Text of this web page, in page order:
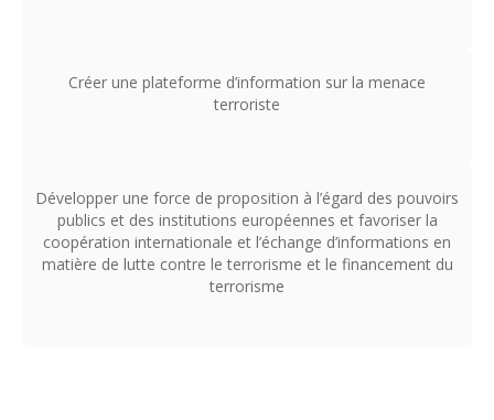
Créer une plateforme d’information sur la menace
terroriste
Développer une force de proposition à l’égard des pouvoirs
publics et des institutions européennes et favoriser la
coopération internationale et l’échange d’informations en
matière de lutte contre le terrorisme et le financement du
terrorisme